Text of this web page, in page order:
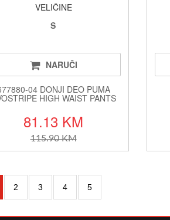
VELIČINE
S
NARUČI
04 DONJI DEO PUMA
HIGH WAIST PANTS
81.13 KM
115.90 KM
2 3 4 5